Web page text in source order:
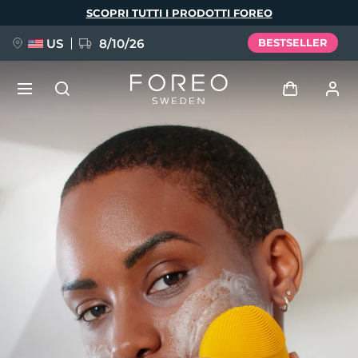
SCOPRI TUTTI I PRODOTTI FOREO
US 8/10/26 BESTSELLER
Profilo utente
I miei dispositivi
I miei ordini
I miei indirizzi
I miei abbonamenti
NUOVO
FAQ™ Pure Beauty-Tech Elixir
BREAKING NEWS
issa™ Teeth Whitening Set
Lingua
English Deutsch
Español
Français
Italiano
Português
Svenska
Русский
Türkçe
简体中文 繁體中文